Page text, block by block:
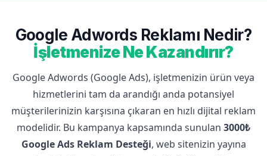
Google Adwords Reklamı Nedir?
İşletmenize Ne Kazandırır?
Google Adwords (Google Ads), işletmenizin ürün veya
hizmetlerini tam da arandığı anda potansiyel
müşterilerinizin karşısına çıkaran en hızlı dijital reklam
modelidir. Bu kampanya kapsamında sunulan 3000₺
Google Ads Reklam Desteği, web sitenizin yayına